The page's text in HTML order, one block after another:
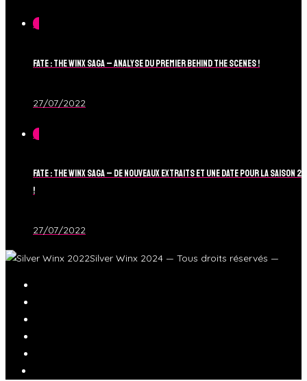
0
Fate : The Winx Saga – Analyse du Premier Behind The Scenes !
27/07/2022
0
Fate : The Winx Saga – De nouveaux extraits et une date pour la Saison 2
!
27/07/2022
Silver Winx 2024 — Tous droits réservés —